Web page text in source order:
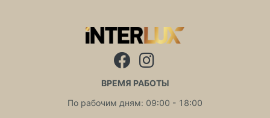
ВРЕМЯ РАБОТЫ
По рабочим дням: 09:00 - 18:00